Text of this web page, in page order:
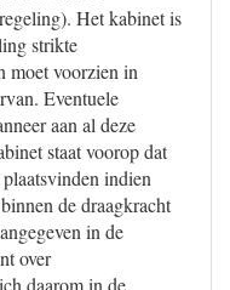
Het kabinet is
strikte
moet voorzien in
Eventuele
aan al deze
staat voorop dat
indien
de draagkracht
in de
over
daarom in de